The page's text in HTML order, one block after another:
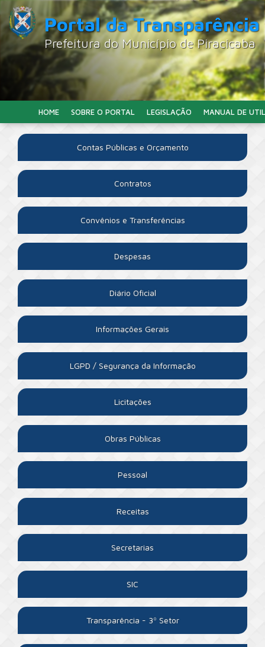
Portal da Transparência
Prefeitura do Município de Piracicaba
HOME SOBRE O PORTAL LEGISLAÇÃO MANUAL DE
Contas Públicas e Orçamento
Contratos
Convênios e Transferências
Despesas
Diário Oficial
Informações Gerais
LGPD / Segurança da Informação
Licitações
Obras Públicas
Pessoal
Receitas
Secretarias
SIC
Transparência - 3º Setor